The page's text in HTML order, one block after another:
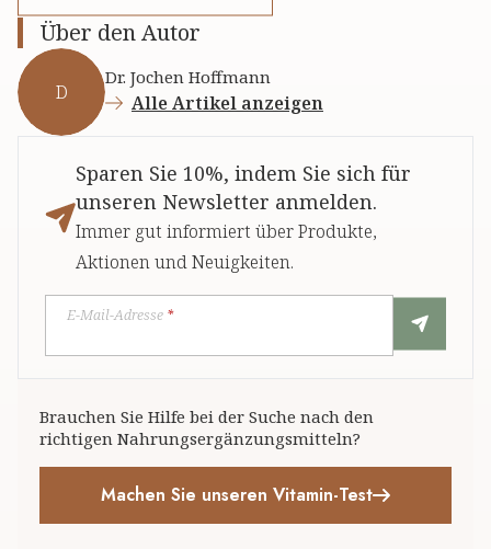
Über den Autor
D
Dr. Jochen Hoffmann
Alle Artikel anzeigen
Sparen Sie 10%, indem Sie sich für
unseren Newsletter anmelden.
Immer gut informiert über Produkte,
Aktionen und Neuigkeiten.
E-Mail-Adresse *
Brauchen Sie Hilfe bei der Suche nach den
richtigen Nahrungsergänzungsmitteln?
Machen Sie unseren Vitamin-Test